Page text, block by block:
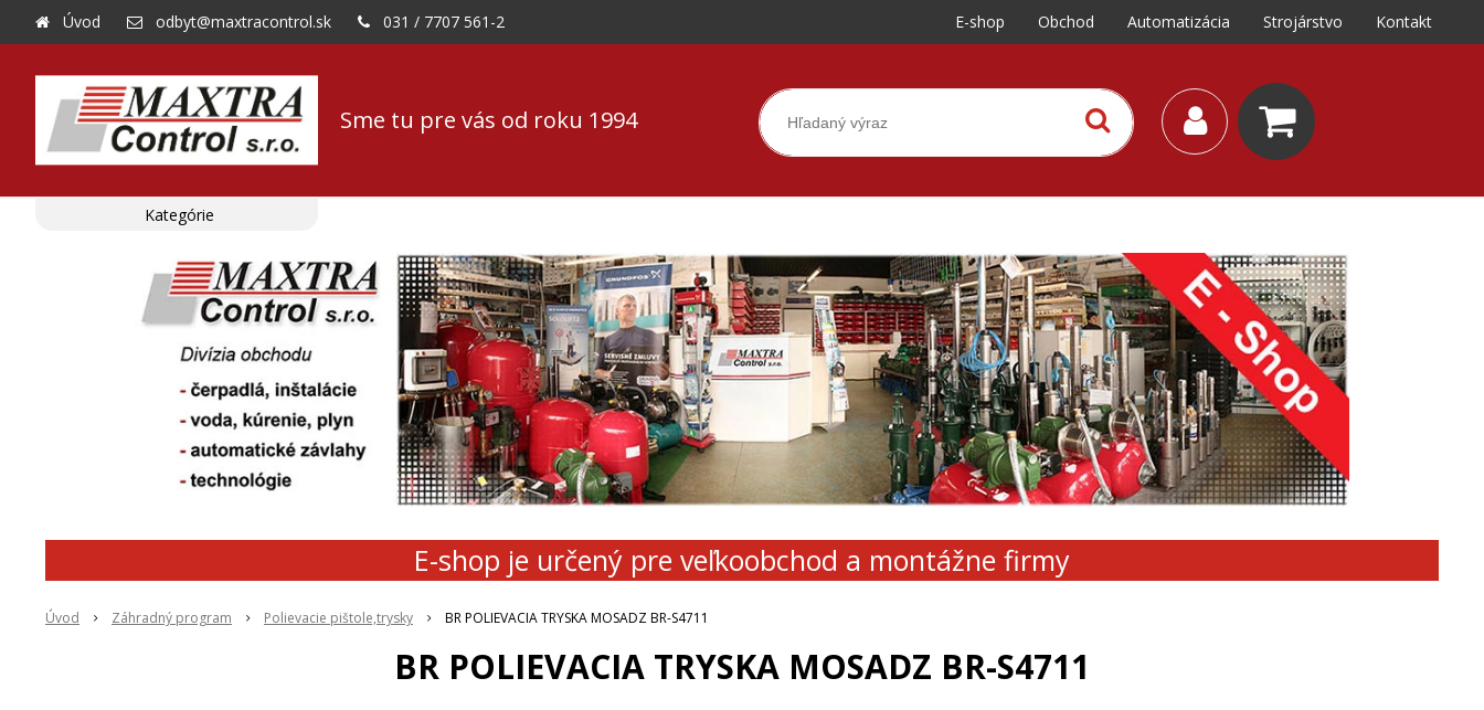
Sme tu pre vás od roku 1994
Úvod odbyt@maxtracontrol.sk 031 / 7707 561-2 E-shop Obchod Automatizácia Strojárstvo Kontakt
E-shop je určený pre veľkoobchod a montážne firmy
Úvod Záhradný program Polievacie pištole,trysky BR POLIEVACIA TRYSKA MOSADZ BR-S4711
BR POLIEVACIA TRYSKA MOSADZ BR-S4711
Kategórie